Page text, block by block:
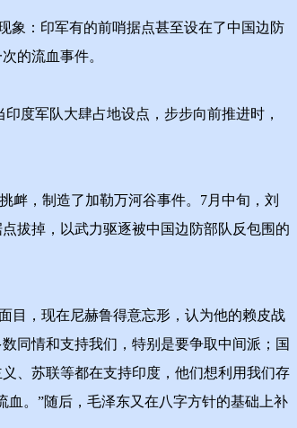
：印军有的前哨据点甚至设在了中国边防
的流血事件。
度军队大肆占地设点，步步向前推进时，
，制造了加勒万河谷事件。7月中旬，刘
拔掉，以武力驱逐被中国边防部队反包围的
，现在尼赫鲁得意忘形，认为他的赖皮战
同情和支持我们，特别是要争取中间派；国
、苏联等都在支持印度，他们想利用我们存
。”随后，毛泽东又在八字方针的基础上补